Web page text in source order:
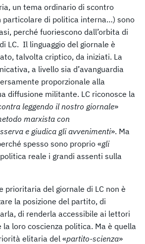
un tema ordinario di scontro
particolare di politica interna…) sono
perché fuoriescono dall’orbita di
LC. Il linguaggio del giornale è
talvolta criptico, da iniziati. La
a livello sia d’avanguardia
proporzionale alla
diffusione militante. LC riconosce la
leggendo il nostro giornale»
marxista con
e giudica gli avvenimenti». Ma
spesso sono proprio «gli
reale i grandi assenti sulla
prioritaria del giornale di LC non è
la posizione del partito, di
di renderla accessibile ai lettori
loro coscienza politica. Ma è quella
elitaria del «partito-scienza»